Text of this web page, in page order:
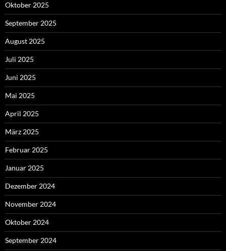
Oktober 2025
September 2025
August 2025
Juli 2025
Juni 2025
Mai 2025
April 2025
März 2025
Februar 2025
Januar 2025
Dezember 2024
November 2024
Oktober 2024
September 2024